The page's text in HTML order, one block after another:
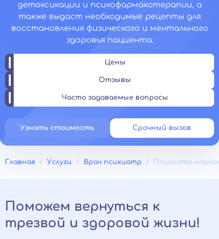
детоксикации и психофармакотерапии, а
также выдаст необходимые рецепты для
восстановления физического и ментального
здоровья пациента.
Цены
Отзывы
Часто задаваемые вопросы
Узнать стоимость Срочный вызов
Главная Услуги Врач психиатр Психиатр-
Поможем вернуться к
трезвой и здоровой жизни!